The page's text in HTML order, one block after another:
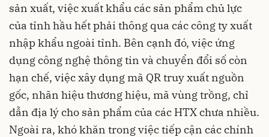
sản xuất, việc xuất khẩu các sản phẩm chủ lực
của tỉnh hầu hết phải thông qua các công ty xuất
nhập khẩu ngoài tỉnh. Bên cạnh đó, việc ứng
dụng công nghệ thông tin và chuyển đổi số còn
hạn chế, việc xây dụng mã QR truy xuất nguồn
gốc, nhãn hiệu thương hiệu, mã vùng trồng, chỉ
dẫn địa lý cho sản phẩm của các HTX chưa nhiều.
Ngoài ra, khó khăn trong việc tiếp cận các chính